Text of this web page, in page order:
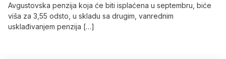
Avgustovska penzija koja će biti isplaćena u septembru, biće
viša za 3,55 odsto, u skladu sa drugim, vanrednim
usklađivanjem penzija […]